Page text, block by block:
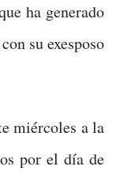
ha generado
su exesposo
miércoles a la
por el día de